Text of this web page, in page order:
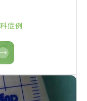
症例